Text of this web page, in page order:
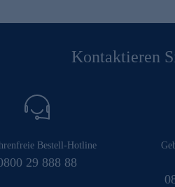
Kontaktieren
Bestell-Hotline
29 888 88